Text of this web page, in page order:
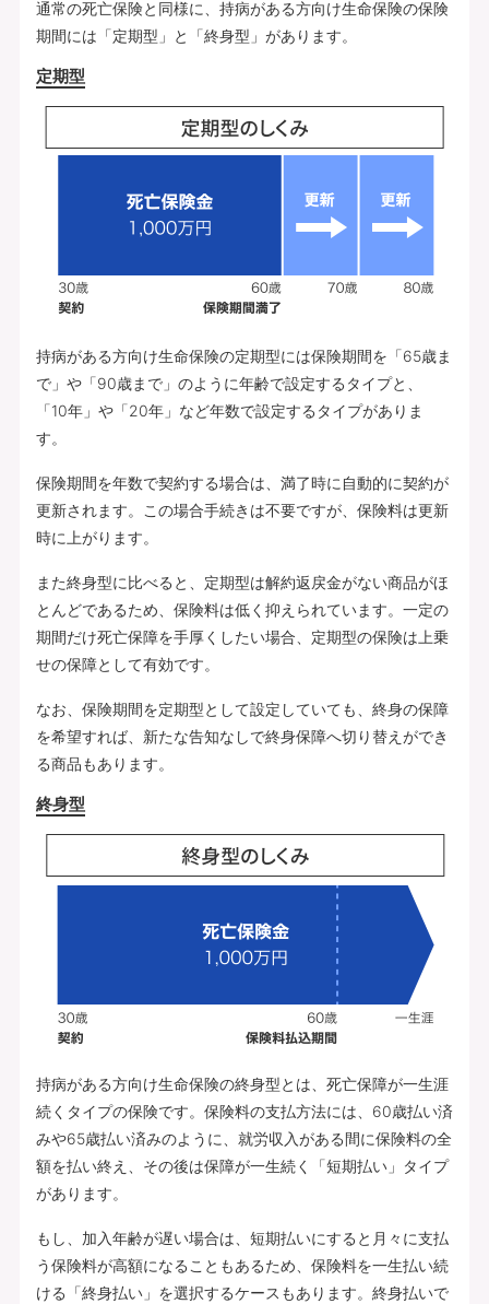
通常の死亡保険と同様に、持病がある方向け生命保険の保険
期間には「定期型」と「終身型」があります。
定期型
持病がある方向け生命保険の定期型には保険期間を「65歳ま
で」や「90歳まで」のように年齢で設定するタイプと、
「10年」や「20年」など年数で設定するタイプがありま
す。
保険期間を年数で契約する場合は、満了時に自動的に契約が
更新されます。この場合手続きは不要ですが、保険料は更新
時に上がります。
また終身型に比べると、定期型は解約返戻金がない商品がほ
とんどであるため、保険料は低く抑えられています。一定の
期間だけ死亡保障を手厚くしたい場合、定期型の保険は上乗
せの保障として有効です。
なお、保険期間を定期型として設定していても、終身の保障
を希望すれば、新たな告知なしで終身保障へ切り替えができ
る商品もあります。
終身型
持病がある方向け生命保険の終身型とは、死亡保障が一生涯
続くタイプの保険です。保険料の支払方法には、60歳払い済
みや65歳払い済みのように、就労収入がある間に保険料の全
額を払い終え、その後は保障が一生続く「短期払い」タイプ
があります。
もし、加入年齢が遅い場合は、短期払いにすると月々に支払
う保険料が高額になることもあるため、保険料を一生払い続
ける「終身払い」を選択するケースもあります。終身払いで